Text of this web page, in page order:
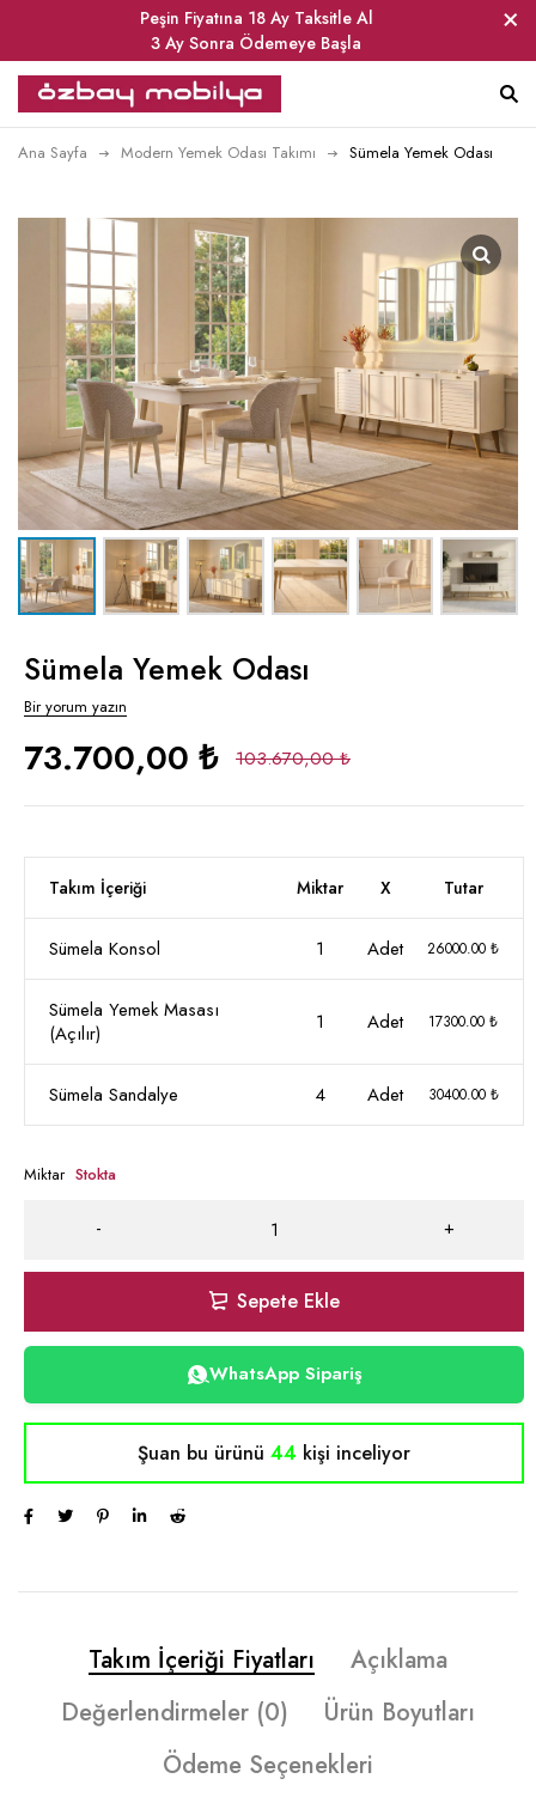
Peşin Fiyatına 18 Ay Taksitle Al
3 Ay Sonra Ödemeye Başla
Ana Sayfa Modern Yemek Odası Takımı Sümela Yemek Odası
Sümela Yemek Odası
Bir yorum yazın
103.670,00 ₺
73.700,00 ₺
Takım İçeriği Miktar X Tutar
Sümela Konsol 1 Adet 26000.00 ₺
Sümela Yemek Masası
(Açılır)
1 Adet 17300.00 ₺
Sümela Sandalye 4 Adet 30400.00 ₺
Miktar Stokta
Sepete Ekle
WhatsApp Sipariş
Şuan bu ürünü 44 kişi inceliyor
Takım İçeriği Fiyatları
Açıklama
Değerlendirmeler (0)
Ürün Boyutları
Ödeme Seçenekleri